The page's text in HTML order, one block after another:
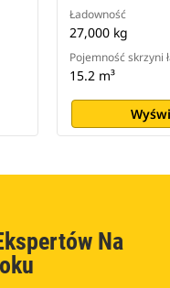
Ładowność
27,000 kg
Pojemność skrzyni
15.2 m³
Na